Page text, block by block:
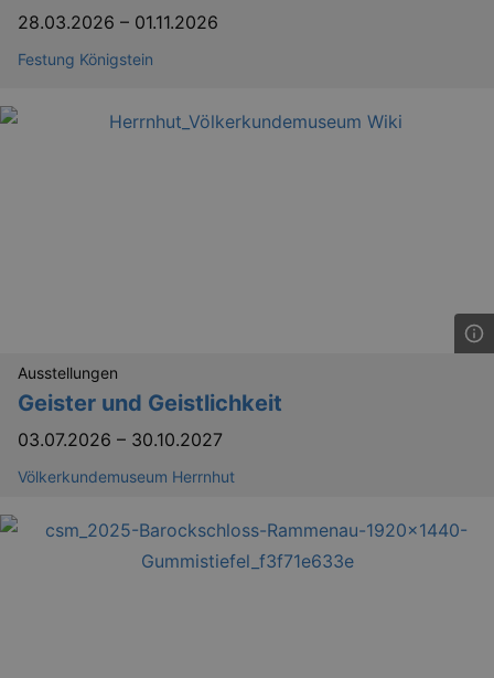
28.03.2026 – 01.11.2026
Festung Königstein
Ausstellungen
Geister und Geistlichkeit
03.07.2026 – 30.10.2027
Völkerkundemuseum Herrnhut